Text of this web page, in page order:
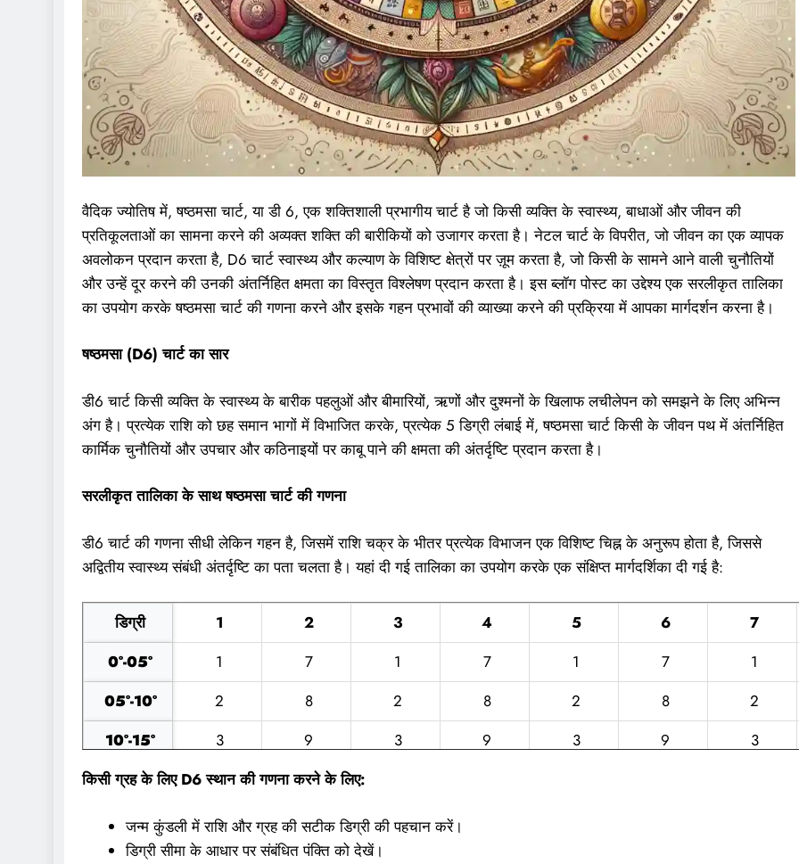
वैदिक ज्योतिष में, षष्ठमसा चार्ट, या डी 6, एक शक्तिशाली प्रभागीय चार्ट है जो किसी व्यक्ति के स्वास्थ्य, बाधाओं और जीवन की
प्रतिकूलताओं का सामना करने की अव्यक्त शक्ति की बारीकियों को उजागर करता है। नेटल चार्ट के विपरीत, जो जीवन का एक व्यापक
अवलोकन प्रदान करता है, D6 चार्ट स्वास्थ्य और कल्याण के विशिष्ट क्षेत्रों पर ज़ूम करता है, जो किसी के सामने आने वाली चुनौतियों
और उन्हें दूर करने की उनकी अंतर्निहित क्षमता का विस्तृत विश्लेषण प्रदान करता है। इस ब्लॉग पोस्ट का उद्देश्य एक सरलीकृत तालिका
का उपयोग करके षष्ठमसा चार्ट की गणना करने और इसके गहन प्रभावों की व्याख्या करने की प्रक्रिया में आपका मार्गदर्शन करना है।
षष्ठमसा (D6) चार्ट का सार
डी6 चार्ट किसी व्यक्ति के स्वास्थ्य के बारीक पहलुओं और बीमारियों, ऋणों और दुश्मनों के खिलाफ लचीलेपन को समझने के लिए अभिन्न
अंग है। प्रत्येक राशि को छह समान भागों में विभाजित करके, प्रत्येक 5 डिग्री लंबाई में, षष्ठमसा चार्ट किसी के जीवन पथ में अंतर्निहित
कार्मिक चुनौतियों और उपचार और कठिनाइयों पर काबू पाने की क्षमता की अंतर्दृष्टि प्रदान करता है।
सरलीकृत तालिका के साथ षष्ठमसा चार्ट की गणना
डी6 चार्ट की गणना सीधी लेकिन गहन है, जिसमें राशि चक्र के भीतर प्रत्येक विभाजन एक विशिष्ट चिह्न के अनुरूप होता है, जिससे
अद्वितीय स्वास्थ्य संबंधी अंतर्दृष्टि का पता चलता है। यहां दी गई तालिका का उपयोग करके एक संक्षिप्त मार्गदर्शिका दी गई है:
डिग्री 1 2 3 4 5 6 7
0°-05°
1 7 1 7 1 7 1
05°-10°
2 8 2 8 2 8 2
10°-15°
3 9 3 9 3 9 3
15°-20°
4 10
20°-25°
5 11 5
25°-30°
6 12
किसी ग्रह के लिए D6 स्थान की गणना करने के लिए:
जन्म कुंडली में राशि और ग्रह की सटीक डिग्री की पहचान करें।
डिग्री सीमा के आधार पर संबंधित पंक्ति को देखें।